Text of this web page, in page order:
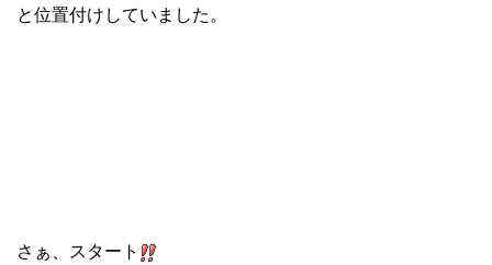
と位置付けしていました。
さぁ、スタート